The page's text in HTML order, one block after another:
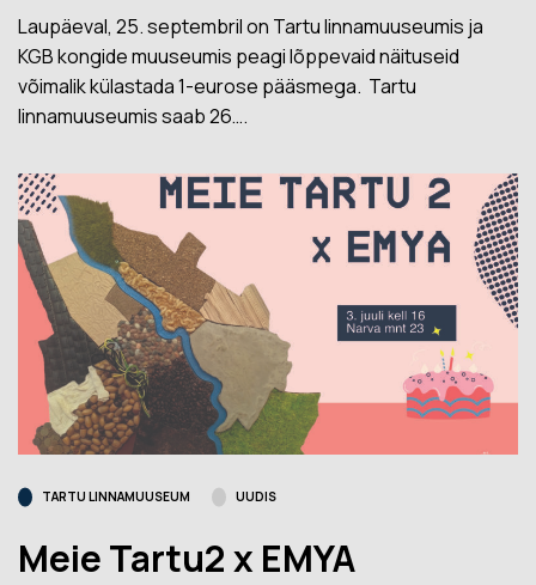
Laupäeval, 25. septembril on Tartu linnamuuseumis ja
KGB kongide muuseumis peagi lõppevaid näituseid
võimalik külastada 1-eurose pääsmega. Tartu
linnamuuseumis saab 26….
TARTU LINNAMUUSEUM UUDIS
Meie Tartu2 x EMYA